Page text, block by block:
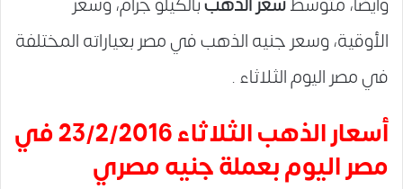
الأوقية، وسعر جنيه الذهب في مصر بعياراته المختلفة
في مصر اليوم الثلاثاء .
أسعار الذهب
الثلاثاء 23/2/2016 في
مصر اليوم بعملة جنيه مصري